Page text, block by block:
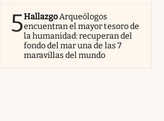
5HallazgoArqueólogos
encuentran el mayor tesoro de
la humanidad: recuperan del
fondo del mar una de las 7
maravillas del mundo